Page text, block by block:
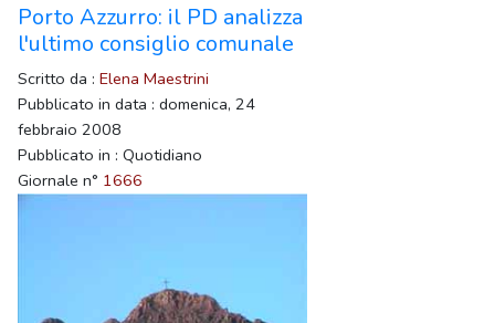
Porto Azzurro: il PD analizza
l'ultimo consiglio comunale
Scritto da : Elena Maestrini
Pubblicato in data : domenica, 24
febbraio 2008
Pubblicato in : Quotidiano
Giornale n° 1666